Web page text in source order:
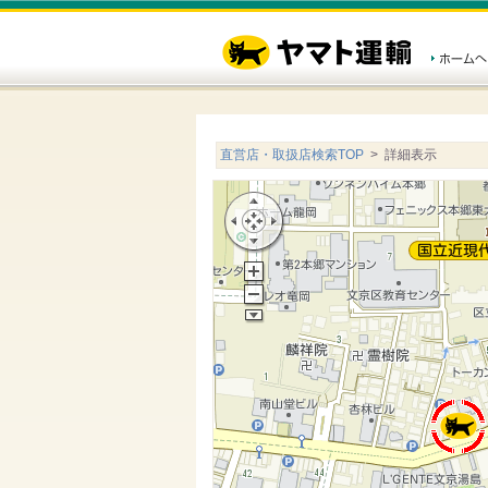
直営店・取扱店検索TOP > 詳細表示